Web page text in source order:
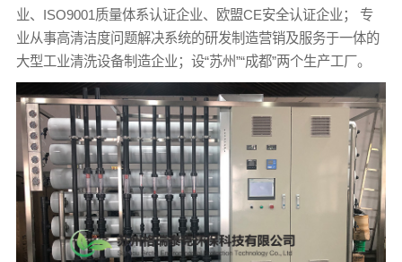
业、ISO9001质量体系认证企业、欧盟CE安全认证企业； 专
业从事高清洁度问题解决系统的研发制造营销及服务于一体的
大型工业清洗设备制造企业；设“苏州”“成都”两个生产工厂。